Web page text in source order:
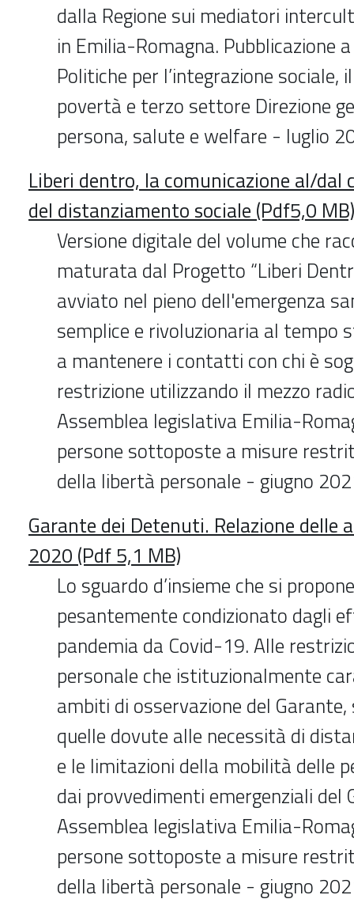
dalla Regione sui mediatori
in Emilia-Romagna. Pubblicazione
Politiche per l’integrazione
povertà e terzo settore Direzione
persona, salute e welfare - luglio
Liberi dentro, la comunicazione al/dal
del distanziamento sociale (Pdf5,0 MB)
Versione digitale del volume che
maturata dal Progetto “Liberi
avviato nel pieno dell'emergenza
semplice e rivoluzionaria al tempo
a mantenere i contatti con chi è
restrizione utilizzando il mezzo
Assemblea legislativa Emilia-
persone sottoposte a misure
della libertà personale - giugno
Garante dei Detenuti. Relazione delle
2020 (Pdf 5,1 MB)
Lo sguardo d’insieme che si
pesantemente condizionato dagli
pandemia da Covid-19. Alle
personale che istituzionalmente
ambiti di osservazione del
quelle dovute alle necessità di
e le limitazioni della mobilità delle
dai provvedimenti emergenziali del
Assemblea legislativa Emilia-
persone sottoposte a misure
della libertà personale - giugno